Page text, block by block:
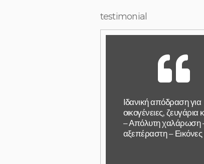
testimonial
Ιδανική απόδραση για
οικογένειες, ζευγάρια
– Απόλυτη χαλάρωση
αξεπέραστη –